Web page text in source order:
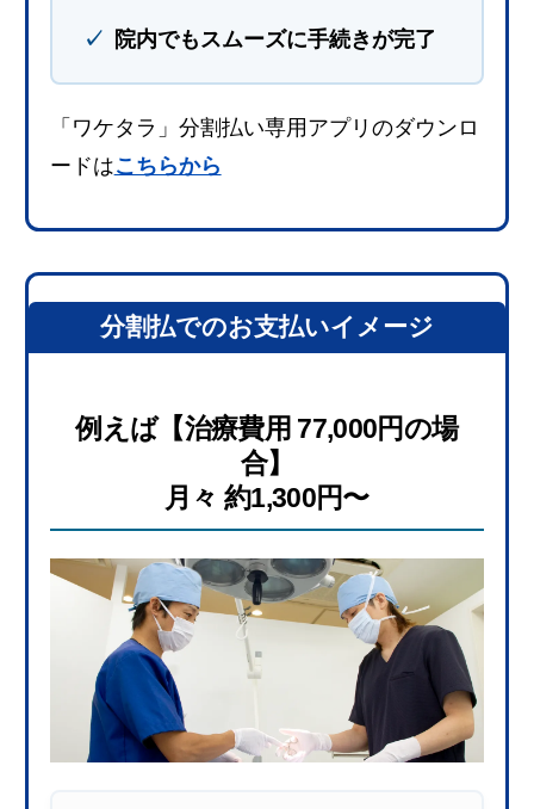
院内でもスムーズに手続きが完了
「ワケタラ」分割払い専用アプリのダウンロ
ードはこちらから
分割払でのお支払いイメージ
例えば【治療費用 77,000円の場
合】
月々 約1,300円〜